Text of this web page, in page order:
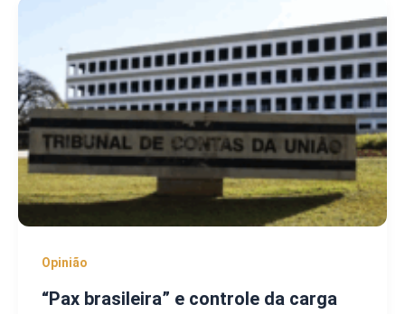
Opinião
“Pax brasileira” e controle da carga